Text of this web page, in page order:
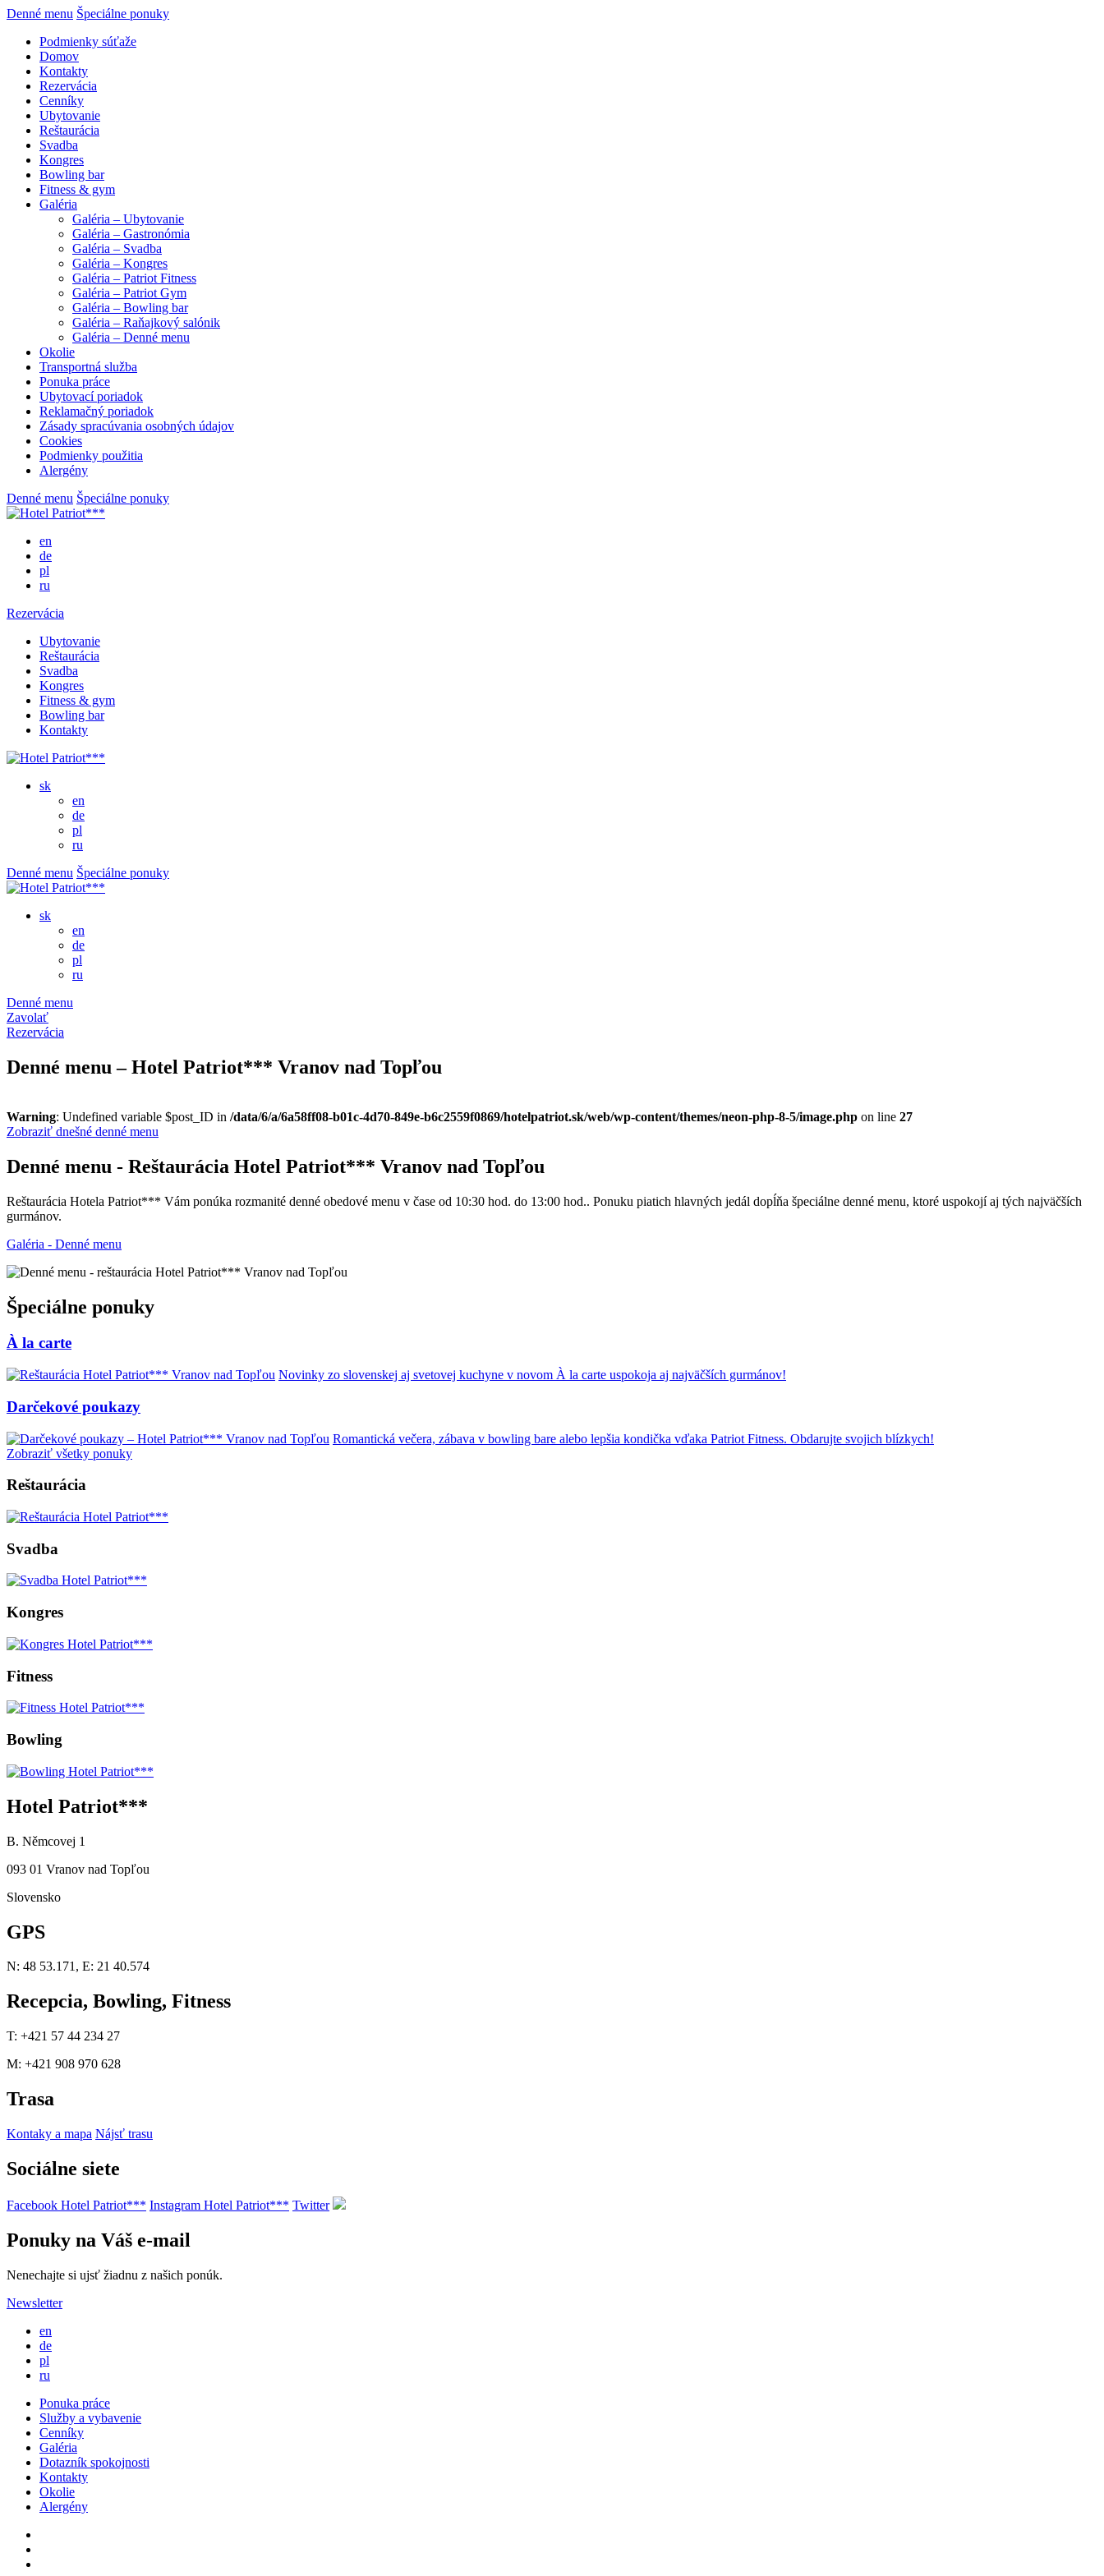
Denné menu Špeciálne ponuky
Podmienky súťaže
Domov
Kontakty
Rezervácia
Cenníky
Ubytovanie
Reštaurácia
Svadba
Kongres
Bowling bar
Fitness & gym
Galéria
Galéria – Ubytovanie
Galéria – Gastronómia
Galéria – Svadba
Galéria – Kongres
Galéria – Patriot Fitness
Galéria – Patriot Gym
Galéria – Bowling bar
Galéria – Raňajkový salónik
Galéria – Denné menu
Okolie
Transportná služba
Ponuka práce
Ubytovací poriadok
Reklamačný poriadok
Zásady spracúvania osobných údajov
Cookies
Podmienky použitia
Alergény
Denné menu Špeciálne ponuky
en
de
pl
ru
Rezervácia
Ubytovanie
Reštaurácia
Svadba
Kongres
Fitness & gym
Bowling bar
Kontakty
sk
en
de
pl
ru
Denné menu Špeciálne ponuky
sk
en
de
pl
ru
Denné menu
Zavolať
Rezervácia
Denné menu – Hotel Patriot*** Vranov nad Topľou
Warning: Undefined variable $post_ID in /data/6/a/6a58ff08-b01c-4d70-849e-b6c2559f0869/hotelpatriot.sk/web/wp-content/themes/neon-php-8-5/image.php on line 27
Zobraziť dnešné denné menu
Denné menu - Reštaurácia Hotel Patriot*** Vranov nad Topľou
Reštaurácia Hotela Patriot*** Vám ponúka rozmanité denné obedové menu v čase od 10:30 hod. do 13:00 hod.. Ponuku piatich hlavných jedál dopĺňa špeciálne denné menu, ktoré uspokojí aj tých najväčších
gurmánov.
Galéria - Denné menu
Špeciálne ponuky
À la carte
Novinky zo slovenskej aj svetovej kuchyne v novom À la carte uspokoja aj najväčších gurmánov!
Darčekové poukazy
Romantická večera, zábava v bowling bare alebo lepšia kondička vďaka Patriot Fitness. Obdarujte svojich blízkych!
Zobraziť všetky ponuky
Reštaurácia
Svadba
Kongres
Fitness
Bowling
Hotel Patriot***
B. Němcovej 1
093 01 Vranov nad Topľou
Slovensko
GPS
N: 48 53.171, E: 21 40.574
Recepcia, Bowling, Fitness
T: +421 57 44 234 27
M: +421 908 970 628
Trasa
Kontaky a mapa Nájsť trasu
Sociálne siete
Facebook Hotel Patriot*** Instagram Hotel Patriot*** Twitter
Ponuky na Váš e-mail
Nenechajte si ujsť žiadnu z našich ponúk.
Newsletter
en
de
pl
ru
Ponuka práce
Služby a vybavenie
Cenníky
Galéria
Dotazník spokojnosti
Kontakty
Okolie
Alergény